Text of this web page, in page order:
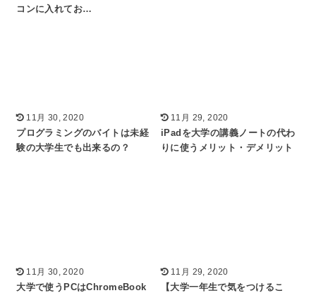
コンに入れてお…
11月 30, 2020
プログラミングのバイトは未経
験の大学生でも出来るの？
11月 29, 2020
iPadを大学の講義ノートの代わ
りに使うメリット・デメリット
11月 30, 2020
大学で使うPCはChromeBook
11月 29, 2020
【大学一年生で気をつけるこ